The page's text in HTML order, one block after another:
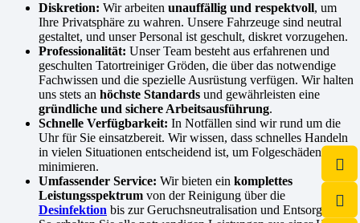
Diskretion: Wir arbeiten unauffällig und respektvoll, um
Ihre Privatsphäre zu wahren. Unsere Fahrzeuge sind neutral
gestaltet, und unser Personal ist geschult, diskret vorzugehen.
Professionalität: Unser Team besteht aus erfahrenen und
geschulten Tatortreiniger Gröden, die über das notwendige
Fachwissen und die spezielle Ausrüstung verfügen. Wir halten
uns stets an höchste Standards und gewährleisten eine
gründliche und sichere Arbeitsausführung.
Schnelle Verfügbarkeit: In Notfällen sind wir rund um die
Uhr für Sie einsatzbereit. Wir wissen, dass schnelles Handeln
in vielen Situationen entscheidend ist, um Folgeschäden zu
minimieren.
Umfassender Service: Wir bieten ein komplettes
Leistungsspektrum von der Reinigung über die
Desinfektion bis zur Geruchsneutralisation und Entsorgung.